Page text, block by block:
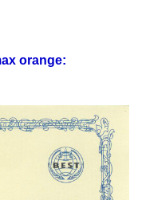
orange: